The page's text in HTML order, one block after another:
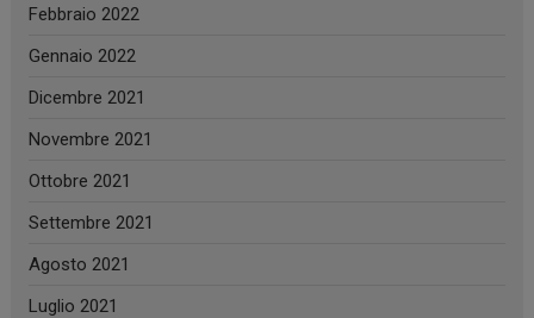
Febbraio 2022
Gennaio 2022
Dicembre 2021
Novembre 2021
Ottobre 2021
Settembre 2021
Agosto 2021
Luglio 2021